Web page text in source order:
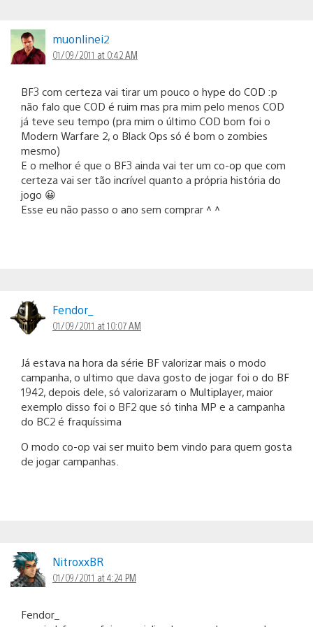
muonlinei2
01/09/2011 at 0:42 AM
BF3 com certeza vai tirar um pouco o hype do COD :p
não falo que COD é ruim mas pra mim pelo menos COD
já teve seu tempo (pra mim o último COD bom foi o
Modern Warfare 2, o Black Ops só é bom o zombies
mesmo)
E o melhor é que o BF3 ainda vai ter um co-op que com
certeza vai ser tão incrível quanto a própria história do
jogo 😀
Esse eu não passo o ano sem comprar ^ ^
Fendor_
01/09/2011 at 10:07 AM
Já estava na hora da série BF valorizar mais o modo
campanha, o ultimo que dava gosto de jogar foi o do BF
1942, depois dele, só valorizaram o Multiplayer, maior
exemplo disso foi o BF2 que só tinha MP e a campanha
do BC2 é fraquíssima
O modo co-op vai ser muito bem vindo para quem gosta
de jogar campanhas.
NitroxxBR
01/09/2011 at 4:24 PM
Fendor_